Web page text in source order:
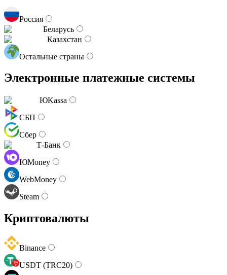
Россия
Беларусь
Казахстан
Остальные страны
Электронные платежные системы
ЮKassa
СБП
Сбер
Т-Банк
ЮMoney
WebMoney
Steam
Криптовалюты
Binance
USDT (TRC20)